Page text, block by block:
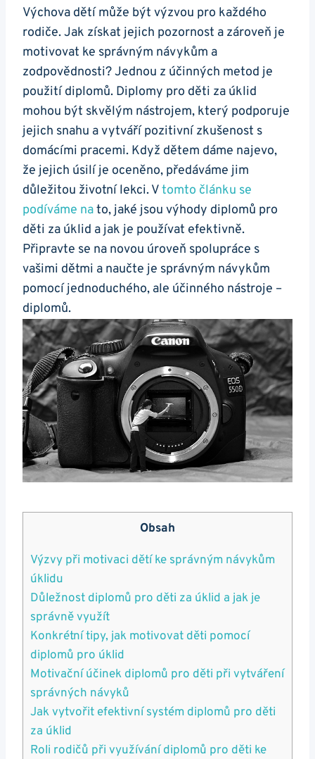
Výchova dětí může být výzvou pro každého
rodiče. Jak získat jejich pozornost a zároveň je
motivovat ke správným návykům a
zodpovědnosti? Jednou z účinných metod je
použití diplomů. Diplomy pro děti za úklid
mohou být skvělým nástrojem, který podporuje
jejich snahu a vytváří pozitivní zkušenost s
domácími pracemi. Když dětem dáme najevo,
že jejich úsilí je oceněno, předáváme jim
důležitou životní lekci. Vtomto článku se
podíváme nato, jaké jsou výhody diplomů pro
děti za úklid a jak je používat efektivně.
Připravte se na novou úroveň spolupráce s
vašimi dětmi a naučte je správným návykům
pomocí jednoduchého, ale účinného nástroje –
diplomů.
Obsah
Výzvy při motivaci dětí ke správným návykům
úklidu
Důležnost diplomů pro děti za úklid a jak je
správně využít
Konkrétní tipy, jak motivovat děti pomocí
diplomů pro úklid
Motivační účinek diplomů pro děti při vytváření
správných návyků
Jak vytvořit efektivní systém diplomů pro děti
za úklid
Roli rodičů při využívání diplomů pro děti ke